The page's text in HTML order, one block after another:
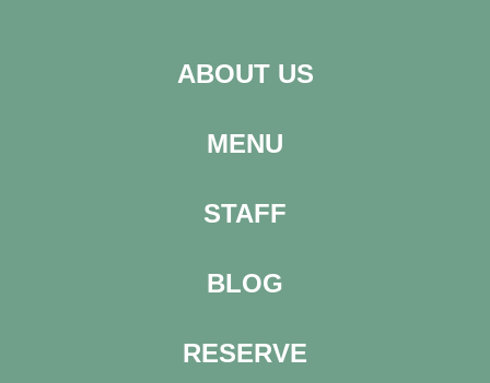
ABOUT US
MENU
STAFF
BLOG
RESERVE